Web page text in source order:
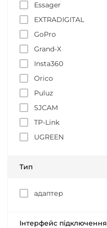
Essager
EXTRADIGITAL
GoPro
Grand-X
Insta360
Orico
Puluz
SJCAM
TP-Link
UGREEN
Тип
адаптер
Інтерфейс підключення